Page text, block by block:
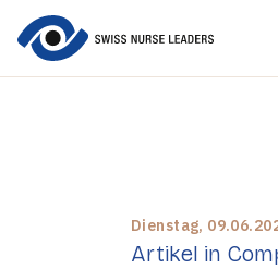
Dienstag,
Artikel in